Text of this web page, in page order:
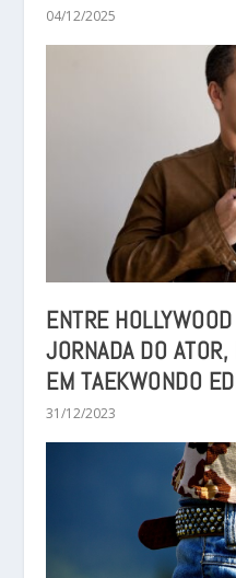
04/12/2025
ENTRE
JORNADA DO
EM TAEKWONDO
31/12/2023